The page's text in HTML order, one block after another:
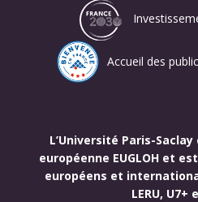
Accueil des
L’Université Paris-
européenne EUGLOH et
européens et
LERU, U7+